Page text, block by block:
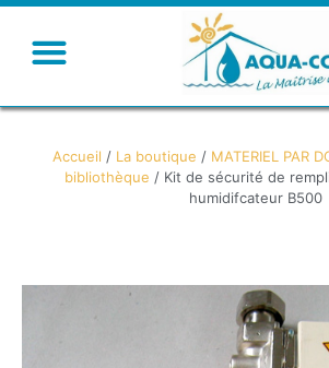
Accueil / La boutique / MATERIEL PAR
bibliothèque / Kit de sécurité de
humidifcateur B500